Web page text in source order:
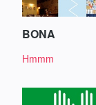
BONA
Hmmm